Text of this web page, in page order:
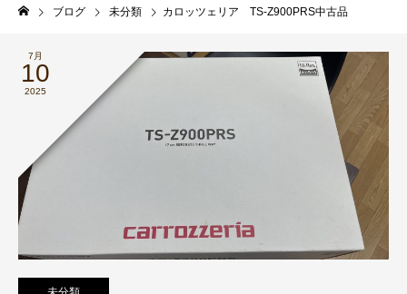
ブログ 未分類 カロッツェリア TS-Z900PRS中古品
7月
10
2025